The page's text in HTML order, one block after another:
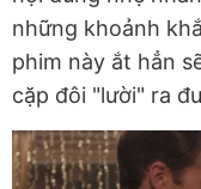
những khoảnh
phim này ắt hẳn
cặp đôi "lười" ra